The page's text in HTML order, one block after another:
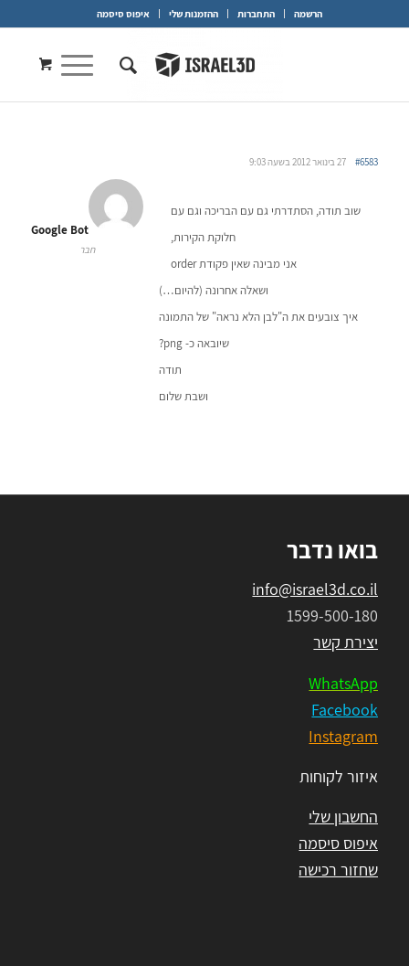
הרשמה התחברות ההזמנות שלי איפוס סיסמה
27 בינואר 2012 בשעה 9:03 #6583
Google Bot
חבר
שוב תודה, הסתדרתי גם עם הבריכה וגם עם
חלוקת הקירות,
אני מבינה שאין פקודת order
ושאלה אחרונה (להיום…)
איך צובעים את ה"לבן הלא נראה" של התמונה
שיובאה כ- png?
תודה
ושבת שלום
בואו נדבר
info@israel3d.co.il
1599-500-180
יצירת קשר
WhatsApp
Facebook
Instagram
איזור לקוחות
החשבון שלי
איפוס סיסמה
שחזור רכישה